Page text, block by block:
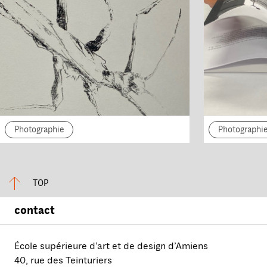
Photographie Photographie
TOP
contact
École supérieure d’art et de design d’Amiens
40, rue des Teinturiers